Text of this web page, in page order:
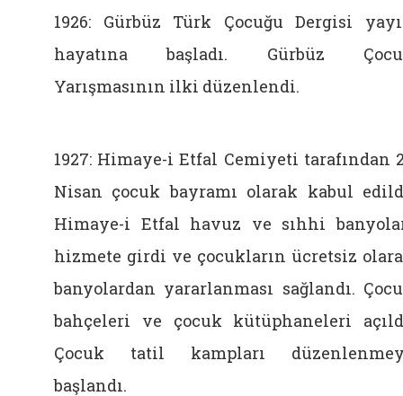
1926: Gürbüz Türk Çocuğu Dergisi
hayatına başladı. Gürbüz
Yarışmasının ilki düzenlendi.
1927: Himaye-i Etfal Cemiyeti tarafından
Nisan çocuk bayramı olarak kabul
Himaye-i Etfal havuz ve sıhhi
hizmete girdi ve çocukların ücretsiz
banyolardan yararlanması sağlandı.
bahçeleri ve çocuk kütüphaneleri
Çocuk tatil kampları
başlandı.